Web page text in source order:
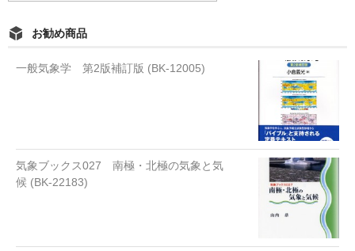
リ
お勧め商品
一般気象学 第2版補訂版 (BK-12005)
気象ブックス027 南極・北極の気象と気
候 (BK-22183)